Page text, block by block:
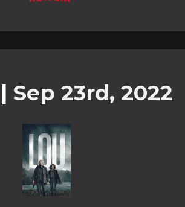
| Sep 23rd, 2022